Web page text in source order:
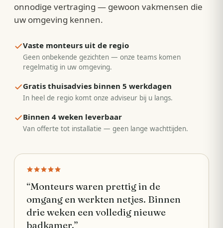
onnodige vertraging — gewoon vakmensen die
uw omgeving kennen.
Vaste monteurs uit de regio
Geen onbekende gezichten — onze teams komen
regelmatig in uw omgeving.
Gratis thuisadvies binnen 5 werkdagen
In heel de regio komt onze adviseur bij u langs.
Binnen 4 weken leverbaar
Van offerte tot installatie — geen lange wachttijden.
“Monteurs waren prettig in de
omgang en werkten netjes. Binnen
drie weken een volledig nieuwe
badkamer.”